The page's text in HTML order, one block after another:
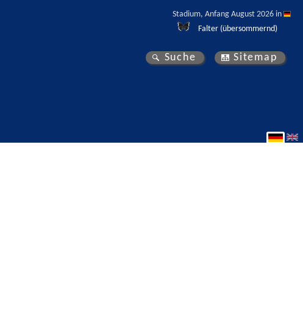
Stadium, Anfang August 2026 in
Falter (übersommernd)
Suche Sitemap